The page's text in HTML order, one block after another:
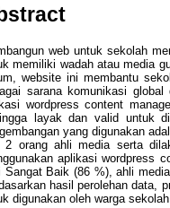
web untuk sekolah
memiliki wadah atau media
website ini membantu
sarana komunikasi global
wordpress content
layak dan valid untuk
yang digunakan
2 orang ahli media serta
aplikasi wordpress
Sangat Baik (86 %), ahli
hasil perolehan data,
digunakan oleh warga